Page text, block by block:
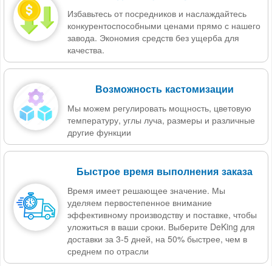
Избавьтесь от посредников и наслаждайтесь
конкурентоспособными ценами прямо с нашего
завода. Экономия средств без ущерба для
качества.
Возможность кастомизации
Мы можем регулировать мощность, цветовую
температуру, углы луча, размеры и различные
другие функции
Быстрое время выполнения заказа
Время имеет решающее значение. Мы
уделяем первостепенное внимание
эффективному производству и поставке, чтобы
уложиться в ваши сроки. Выберите DeKing для
доставки за 3-5 дней, на 50% быстрее, чем в
среднем по отрасли